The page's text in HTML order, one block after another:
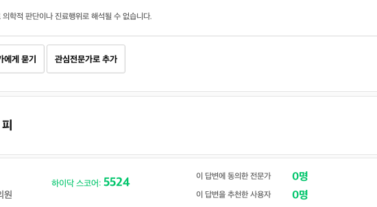
학적 판단이나 진료행위로 해석될 수 없습니다.
에게 묻기 관심전문가로 추가
원
하이닥 스코어: 5524 이 답변에 동의한 전문가 0명
이 답변을 추천한 사용자 0명